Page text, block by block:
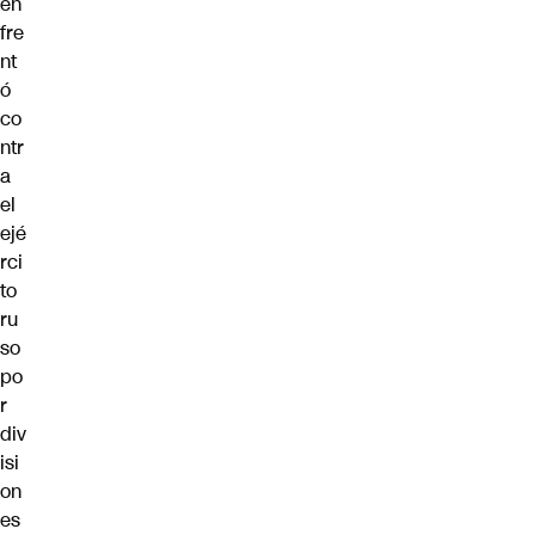
fre
nt
ó
co
ntr
a
el
ejé
rci
to
ru
so
po
r
div
isi
on
es